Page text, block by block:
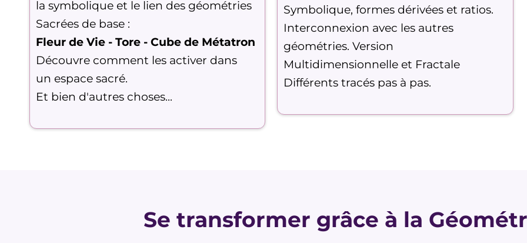
la symbolique et le lien des géométries
Sacrées de base :
Fleur de Vie - Tore - Cube de Métatron
Découvre comment les activer dans
un espace sacré.
Et bien d'autres choses...
Symbolique, formes dérivées et ratios.
Interconnexion avec les autres
géométries. Version
Multidimensionnelle et Fractale
Différents tracés pas à pas.
Se transformer grâce à la